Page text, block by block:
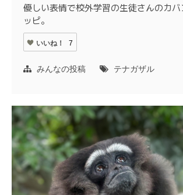
優しい表情で校外学習の生徒さんのカ
ッピ。
いいね！ 7
みんなの投稿 テナガザル